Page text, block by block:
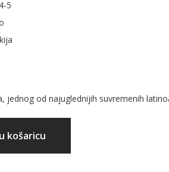
5
jednog od najuglednijih suvremenih
košaricu